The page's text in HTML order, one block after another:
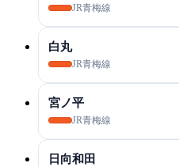
JR青梅線
白丸
JR青梅線
宮ノ平
JR青梅線
日向和田